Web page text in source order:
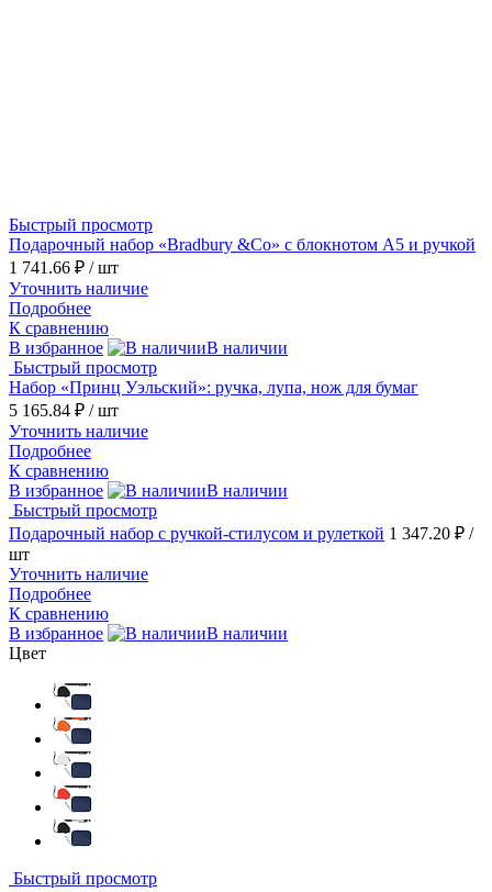
Быстрый просмотр
Подарочный набор «Bradbury &Co» с блокнотом А5 и ручкой
1 741.66 ₽ / шт
Уточнить наличие
Подробнее
К сравнению
В избранное
В наличии
Быстрый просмотр
Набор «Принц Уэльский»: ручка, лупа, нож для бумаг
5 165.84 ₽ / шт
Уточнить наличие
Подробнее
К сравнению
В избранное
В наличии
Быстрый просмотр
Подарочный набор с ручкой-стилусом и рулеткой 1 347.20 ₽ /
шт
Уточнить наличие
Подробнее
К сравнению
В избранное
В наличии
Цвет
Быстрый просмотр